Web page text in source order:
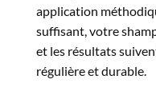
application
suffisant, votre
et les résultats
régulière et durable.​